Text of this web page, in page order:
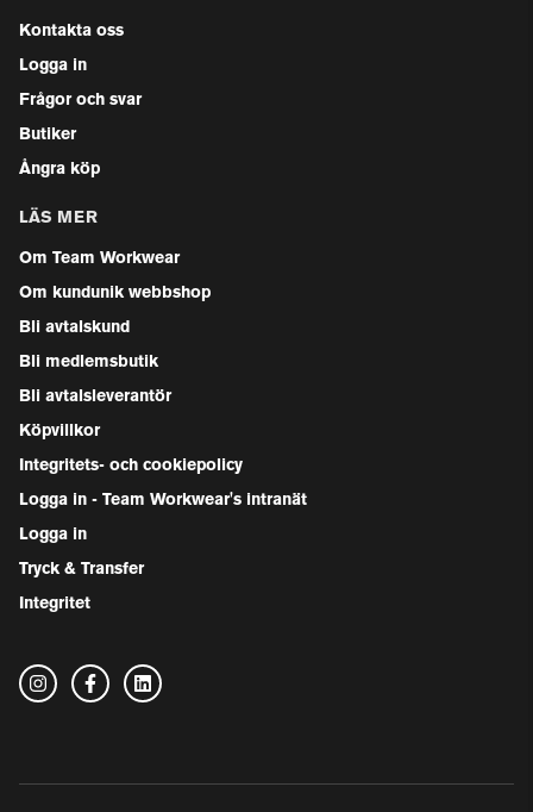
Kontakta oss
Logga in
Frågor och svar
Butiker
Ångra köp
LÄS MER
Om Team Workwear
Om kundunik webbshop
Bli avtalskund
Bli medlemsbutik
Bli avtalsleverantör
Köpvillkor
Integritets- och cookiepolicy
Logga in - Team Workwear's intranät
Logga in
Tryck & Transfer
Integritet